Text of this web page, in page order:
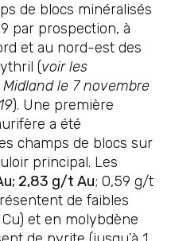
de blocs minéralisés
par prospection, à
et au nord-est des
(voir les
le 7 novembre
). Une première
a été
champs de blocs sur
principal. Les
2,83 g/t Au; 0,59 g/t
de faibles
et en molybdène